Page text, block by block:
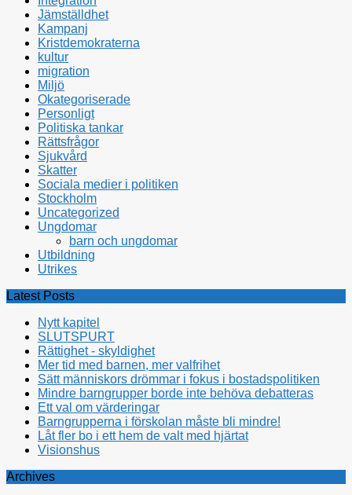
Jämställdhet
Kampanj
Kristdemokraterna
kultur
migration
Miljö
Okategoriserade
Personligt
Politiska tankar
Rättsfrågor
Sjukvård
Skatter
Sociala medier i politiken
Stockholm
Uncategorized
Ungdomar
barn och ungdomar
Utbildning
Utrikes
Latest Posts
Nytt kapitel
SLUTSPURT
Rättighet - skyldighet
Mer tid med barnen, mer valfrihet
Sätt människors drömmar i fokus i bostadspolitiken
Mindre barngrupper borde inte behöva debatteras
Ett val om värderingar
Barngrupperna i förskolan måste bli mindre!
Låt fler bo i ett hem de valt med hjärtat
Visionshus
Archives